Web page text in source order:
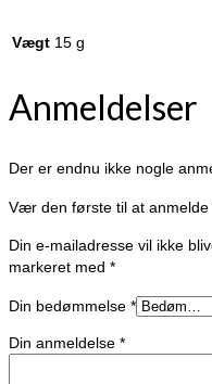
Vægt 15 g
Anmeldelser
Der er endnu ikke nogle
Vær den første til at anmelde
Din e-mailadresse vil ikke
markeret med *
Din bedømmelse *
Din anmeldelse *